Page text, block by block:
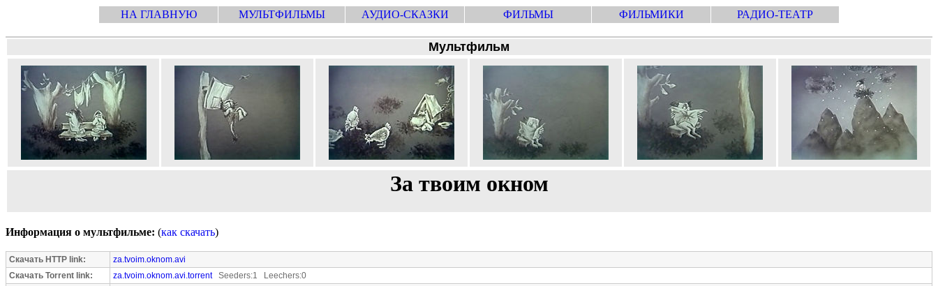
НА ГЛАВНУЮ МУЛЬТФИЛЬМЫ АУДИО-СКАЗКИ ФИЛЬМЫ ФИЛЬМИКИ РАДИО-ТЕАТР
Мультфильм
За твоим окном
Информация о мультфильме: (как скачать)
Скачать HTTP link:
za.tvoim.oknom.avi
Скачать Torrent link:
za.tvoim.oknom.avi.torrentSeeders:1 Leechers:0